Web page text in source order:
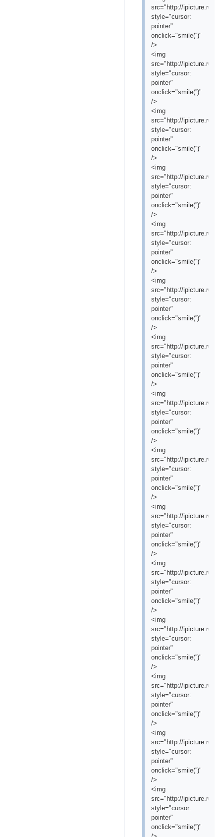
src="http://ipicture.ru/
style="cursor:
pointer"
onclick="smile('')"
/>
<img
src="http://ipicture.ru/
style="cursor:
pointer"
onclick="smile('')"
/>
<img
src="http://ipicture.ru/
style="cursor:
pointer"
onclick="smile('')"
/>
<img
src="http://ipicture.ru/
style="cursor:
pointer"
onclick="smile('')"
/>
<img
src="http://ipicture.ru/
style="cursor:
pointer"
onclick="smile('')"
/>
<img
src="http://ipicture.ru/
style="cursor:
pointer"
onclick="smile('')"
/>
<img
src="http://ipicture.ru/
style="cursor:
pointer"
onclick="smile('')"
/>
<img
src="http://ipicture.ru/
style="cursor:
pointer"
onclick="smile('')"
/>
<img
src="http://ipicture.ru/
style="cursor:
pointer"
onclick="smile('')"
/>
<img
src="http://ipicture.ru/
style="cursor:
pointer"
onclick="smile('')"
/>
<img
src="http://ipicture.ru/
style="cursor:
pointer"
onclick="smile('')"
/>
<img
src="http://ipicture.ru/
style="cursor:
pointer"
onclick="smile('')"
/>
<img
src="http://ipicture.ru/
style="cursor:
pointer"
onclick="smile('')"
/>
<img
src="http://ipicture.ru/
style="cursor:
pointer"
onclick="smile('')"
/>
<img
src="http://ipicture.ru/
style="cursor:
pointer"
onclick="smile('')"